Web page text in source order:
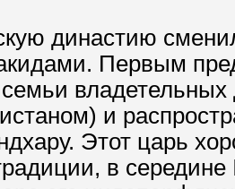
династию
Первым
и
Этот царь
в